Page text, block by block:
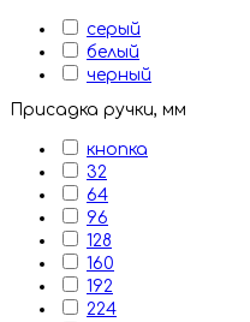
серый
белый
черный
Присадка ручки, мм
кнопка
32
64
96
128
160
192
224